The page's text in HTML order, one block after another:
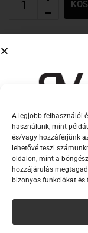
A legjobb felhasználói
használunk, mint
és/vagy hozzáférjünk
lehetővé teszi
oldalon, mint a
hozzájárulás
bizonyos funkciókat és
S, M és L
elasztikus
anyagában
bőrhatású
bélelt
hogy
Email